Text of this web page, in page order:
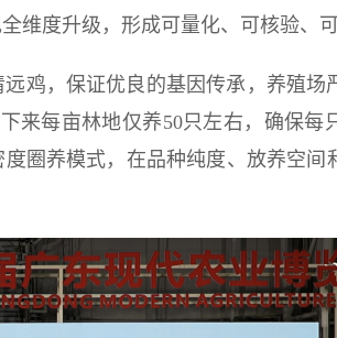
维度升级，形成可量化、可核验、
鸡，保证优良的基因传承，养殖场
来每亩林地仅养50只左右，确保每
圈养模式，在品种纯度、放养空间